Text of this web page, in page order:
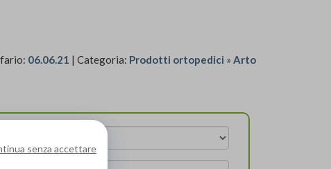
06.06.21 | Categoria: Prodotti ortopedici »Arto
senza accettare